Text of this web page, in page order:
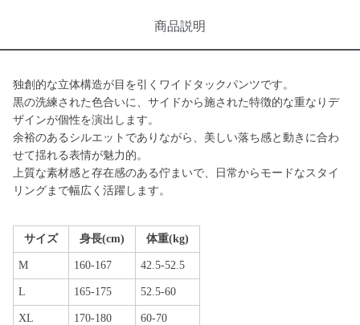
商品説明
独創的な立体構造が目を引くワイドタックパンツです。
黒の洗練された色合いに、サイドから施された特徴的な重なりデ
ザインが個性を演出します。
余裕のあるシルエットでありながら、美しい落ち感と動きに合わ
せて揺れる表情が魅力的。
上質な素材感と存在感のある佇まいで、日常からモードなスタイ
リングまで幅広く活躍します。
サイズ 身長(cm) 体重(kg)
M 160-167 42.5-52.5
L 165-175 52.5-60
XL 170-180 60-70